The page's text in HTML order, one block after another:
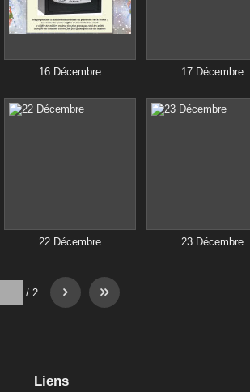
16 Décembre 17 Décembre
22 Décembre 23 Décembre
/ 2
Liens